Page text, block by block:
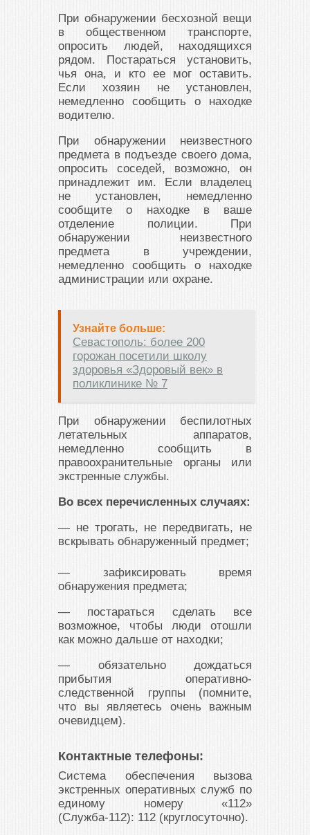
При обнаружении бесхозной вещи
в общественном транспорте,
опросить людей, находящихся
рядом. Постараться установить,
чья она, и кто ее мог оставить.
Если хозяин не установлен,
немедленно сообщить о находке
водителю.
При обнаружении неизвестного
предмета в подъезде своего дома,
опросить соседей, возможно, он
принадлежит им. Если владелец
не установлен, немедленно
сообщите о находке в ваше
отделение полиции. При
обнаружении неизвестного
предмета в учреждении,
немедленно сообщить о находке
администрации или охране.
Узнайте больше:
Севастополь: более 200
горожан посетили школу
здоровья «Здоровый век» в
поликлинике № 7
При обнаружении беспилотных
летательных аппаратов,
немедленно сообщить в
правоохранительные органы или
экстренные службы.
Во всех перечисленных случаях:
— не трогать, не передвигать, не
вскрывать обнаруженный предмет;
— зафиксировать время
обнаружения предмета;
— постараться сделать все
возможное, чтобы люди отошли
как можно дальше от находки;
— обязательно дождаться
прибытия оперативно-
следственной группы (помните,
что вы являетесь очень важным
очевидцем).
Контактные телефоны:
Система обеспечения вызова
экстренных оперативных служб по
единому номеру «112»
(Служба-112): 112 (круглосуточно).